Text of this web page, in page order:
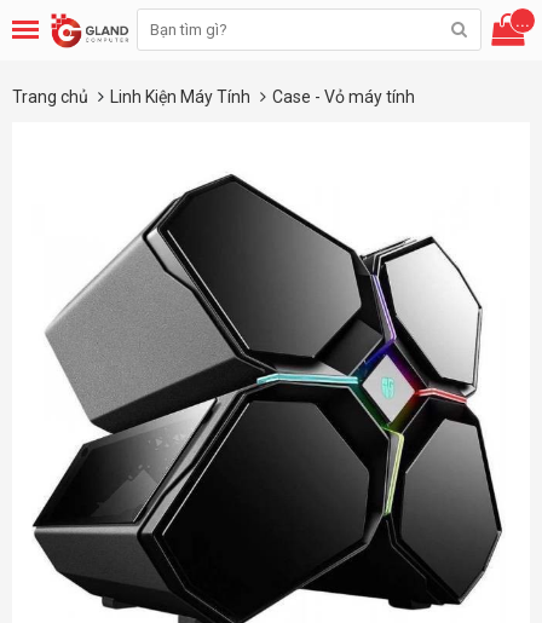
...
Trang chủ Linh Kiện Máy Tính Case - Vỏ máy tính